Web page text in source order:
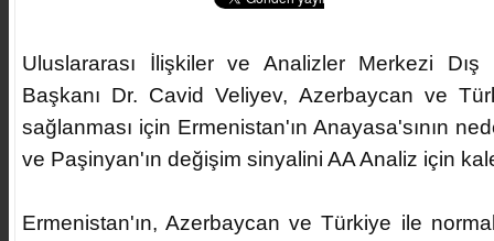
Uluslararası İlişkiler ve Analizler Merkezi
Başkanı Dr. Cavid Veliyev, Azerbaycan ve
sağlanması için Ermenistan'ın Anayasa'sının
ve Paşinyan'ın değişim sinyalini AA Analiz için
Ermenistan'ın, Azerbaycan ve Türkiye ile